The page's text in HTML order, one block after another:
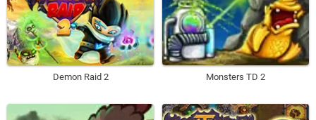
Demon Raid 2 Monsters TD 2